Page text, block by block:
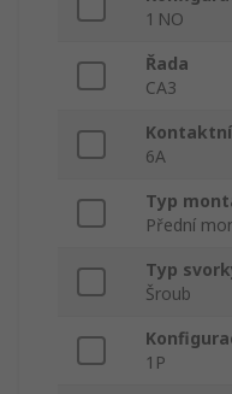
1 NO
Řada
CA3
6A
Typ
Přední
Typ
Šroub
1P